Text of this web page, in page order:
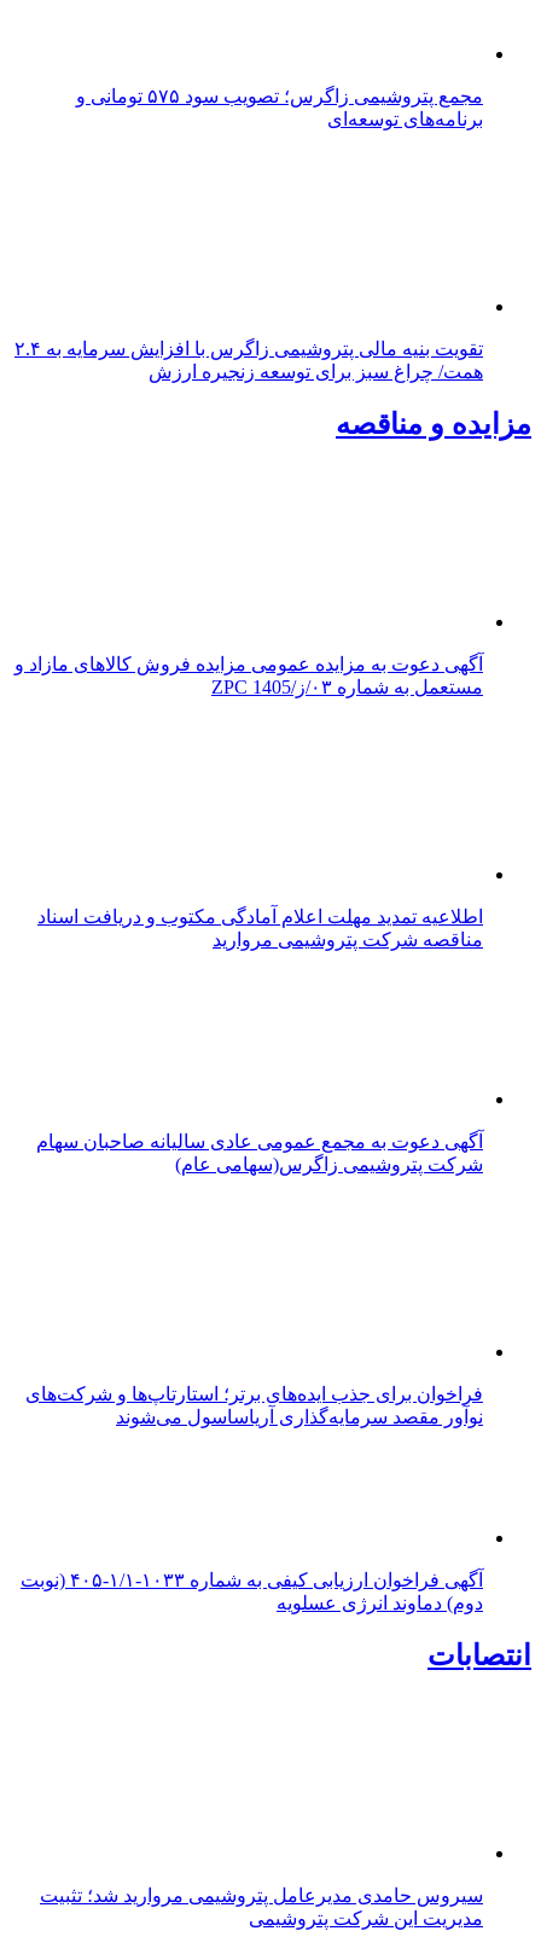
مجمع پتروشیمی زاگرس؛ تصویب سود ۵۷۵ تومانی و
برنامه‌های توسعه‌ای
تقویت بنیه مالی پتروشیمی زاگرس با افزایش سرمایه به ۲.۴
همت/ چراغ سبز برای توسعه زنجیره ارزش
مزایده و مناقصه
آگهی دعوت به مزایده عمومی مزایده فروش کالاهای مازاد و
مستعمل به شماره ۰۳/ز/ZPC 1405
اطلاعیه تمدید مهلت اعلام آمادگی مکتوب و دریافت اسناد
مناقصه شرکت پتروشیمی مروارید
آگهی دعوت به مجمع عمومی عادی سالیانه صاحبان سهام
شرکت پتروشیمی زاگرس(سهامی عام)
فراخوان برای جذب ایده‌های برتر؛ استارتاپ‌ها و شرکت‌های
نوآور مقصد سرما‌یه‌گذاری آریاساسول می‌شوند
آگهی فراخوان ارزیابی کیفی به شماره ۱۰۳۳-۱/۱-۴۰۵ (نوبت
دوم) دماوند انرژی عسلویه
انتصابات
سیروس حامدی مدیرعامل پتروشیمی مروارید شد؛ تثبیت
مدیریت این شرکت پتروشیمی